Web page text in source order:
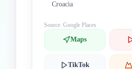
Croacia
Source: Google Places
Maps
TikTok